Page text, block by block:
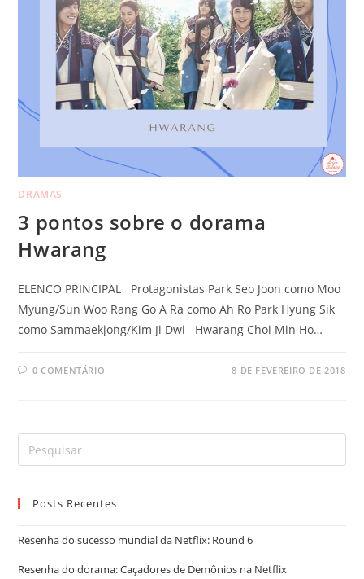
DRAMAS
3 pontos sobre o dorama
Hwarang
ELENCO PRINCIPAL Protagonistas Park Seo Joon como Moo
Myung/Sun Woo Rang Go A Ra como Ah Ro Park Hyung Sik
como Sammaekjong/Kim Ji Dwi Hwarang Choi Min Ho…
0 COMENTÁRIO 8 DE FEVEREIRO DE 2018
Posts Recentes
Resenha do sucesso mundial da Netflix: Round 6
Resenha do dorama: Caçadores de Demônios na Netflix